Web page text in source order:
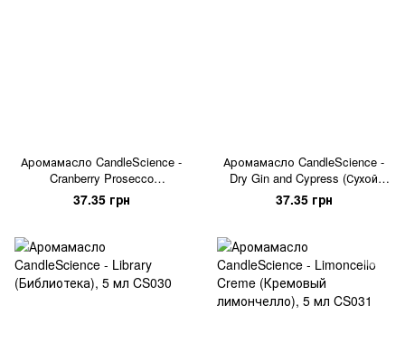
Аромамасло CandleScience -
Cranberry Prosecco
(Клюквенное просекко), 5 мл
37.35 грн
Аромамасло CandleScience -
Dry Gin and Cypress (Сухой
Джин и Кипарис), 5 мл
37.35 грн